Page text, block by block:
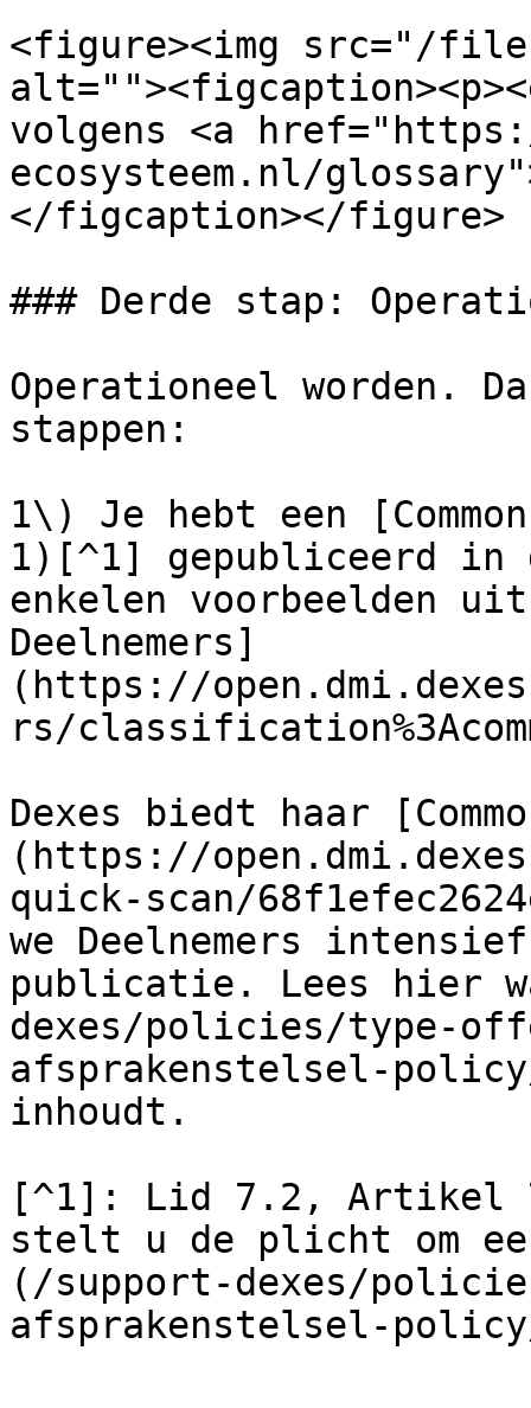
<figure><img src="/files/
volgens <a
ecosysteem.nl/
</figcaption></figure>
### Derde stap:
Operationeel worden.
stappen:
1\) Je hebt een
1)[^1] gepubliceerd
enkelen voorbeelden uit
Deelnemers]
(https://
rs/
Dexes biedt haar
(https://
quick-scan/
we Deelnemers
publicatie. Lees hier
dexes/policies/type-
afsprakenstelsel-policy/
inhoudt.
[^1]: Lid 7.2, Artikel
stelt u de plicht om
(/support-dexes/
afsprakenstelsel-policy/